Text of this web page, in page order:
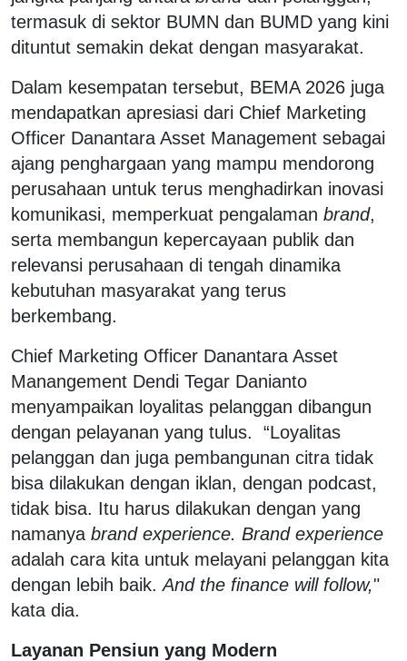
termasuk di sektor BUMN dan BUMD yang kini
dituntut semakin dekat dengan masyarakat.
Dalam kesempatan tersebut, BEMA 2026 juga
mendapatkan apresiasi dari Chief Marketing
Officer Danantara Asset Management sebagai
ajang penghargaan yang mampu mendorong
perusahaan untuk terus menghadirkan inovasi
komunikasi, memperkuat pengalaman brand,
serta membangun kepercayaan publik dan
relevansi perusahaan di tengah dinamika
kebutuhan masyarakat yang terus
berkembang.
Chief Marketing Officer Danantara Asset
Manangement Dendi Tegar Danianto
menyampaikan loyalitas pelanggan dibangun
dengan pelayanan yang tulus. “Loyalitas
pelanggan dan juga pembangunan citra tidak
bisa dilakukan dengan iklan, dengan podcast,
tidak bisa. Itu harus dilakukan dengan yang
namanya brand experience. Brand experience
adalah cara kita untuk melayani pelanggan kita
dengan lebih baik.And the finance will follow,"
kata dia.
Layanan Pensiun yang Modern